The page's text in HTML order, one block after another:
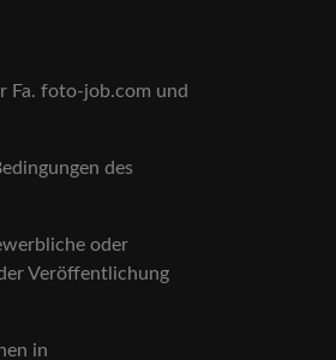
Fa. foto-job.com und
des
oder
Veröffentlichung
in